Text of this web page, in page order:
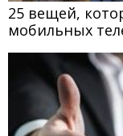
25 вещей,
мобильных